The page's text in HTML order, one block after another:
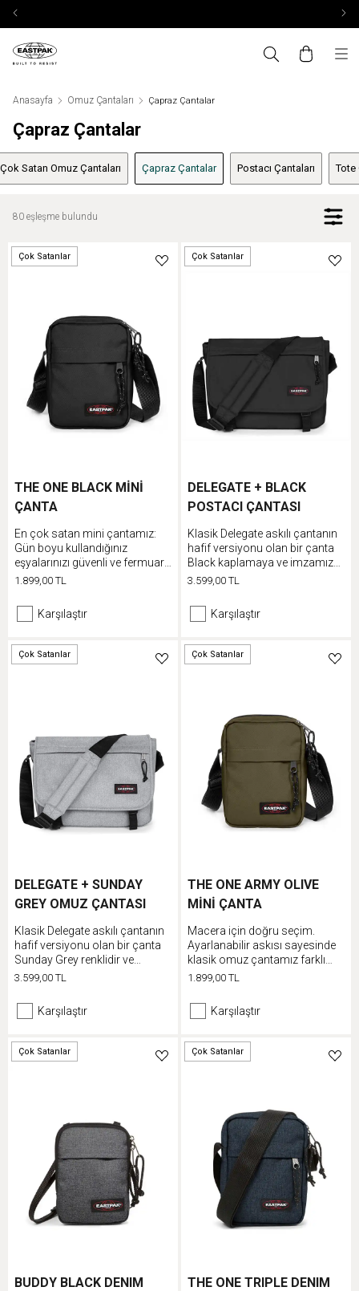
Anasayfa Omuz Çantaları Çapraz Çantalar
Çapraz Çantalar
Çok Satan Omuz Çantaları Çapraz Çantalar Postacı Çantaları Tote
80 eşleşme bulundu
Çok Satanlar
THE ONE BLACK MİNİ
ÇANTA
En çok satan mini çantamız:
Gün boyu kullandığınız
eşyalarınızı güvenli ve fermuarlı
ceplerine koyun
1.899,00 TL
Karşılaştır
Çok Satanlar
DELEGATE + BLACK
POSTACI ÇANTASI
Klasik Delegate askılı çantanın
hafif versiyonu olan bir çanta
Black kaplamaya ve imzamız
niteliğindeki ayarlanabilir omuz
3.599,00 TL
Karşılaştır
Çok Satanlar
DELEGATE + SUNDAY
GREY OMUZ ÇANTASI
Klasik Delegate askılı çantanın
hafif versiyonu olan bir çanta
Sunday Grey renklidir ve
imzamız niteliğindeki
3.599,00 TL
Karşılaştır
Çok Satanlar
THE ONE ARMY OLIVE
MİNİ ÇANTA
Macera için doğru seçim.
Ayarlanabilir askısı sayesinde
klasik omuz çantamız farklı
şekillerde kullanılabilir.
1.899,00 TL
Karşılaştır
Çok Satanlar
BUDDY BLACK DENIM
Çok Satanlar
THE ONE TRIPLE DENIM